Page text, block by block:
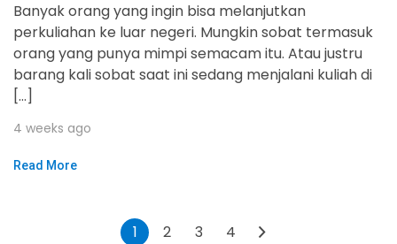
Banyak orang yang ingin bisa melanjutkan
perkuliahan ke luar negeri. Mungkin sobat termasuk
orang yang punya mimpi semacam itu. Atau justru
barang kali sobat saat ini sedang menjalani kuliah di
[…]
4 weeks ago
Read More
1 2 3 4